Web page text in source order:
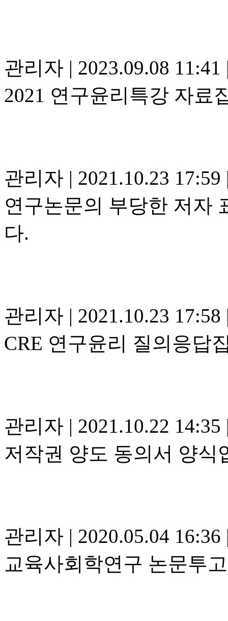
관리자 | 2023.09.08 11:41
2021 연구윤리특강 자료
관리자 | 2021.10.23 17:59
연구논문의 부당한 저자
다.
관리자 | 2021.10.23 17:58
CRE 연구윤리 질의응답
관리자 | 2021.10.22 14:35
저작권 양도 동의서 양식
관리자 | 2020.05.04 16:36
교육사회학연구 논문투